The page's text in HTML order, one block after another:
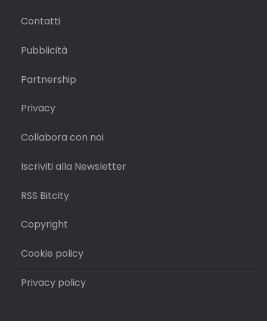
Contatti
Pubblicità
Partnership
Privacy
Collabora con noi
Iscriviti alla Newsletter
RSS Bitcity
Copyright
Cookie policy
Privacy policy